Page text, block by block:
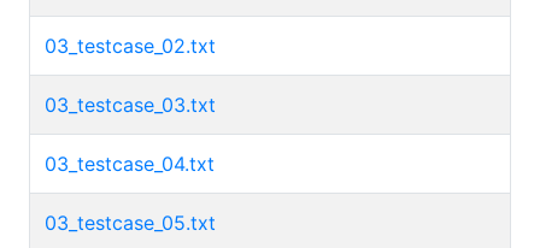
03_testcase_02.txt
03_testcase_03.txt
03_testcase_04.txt
03_testcase_05.txt